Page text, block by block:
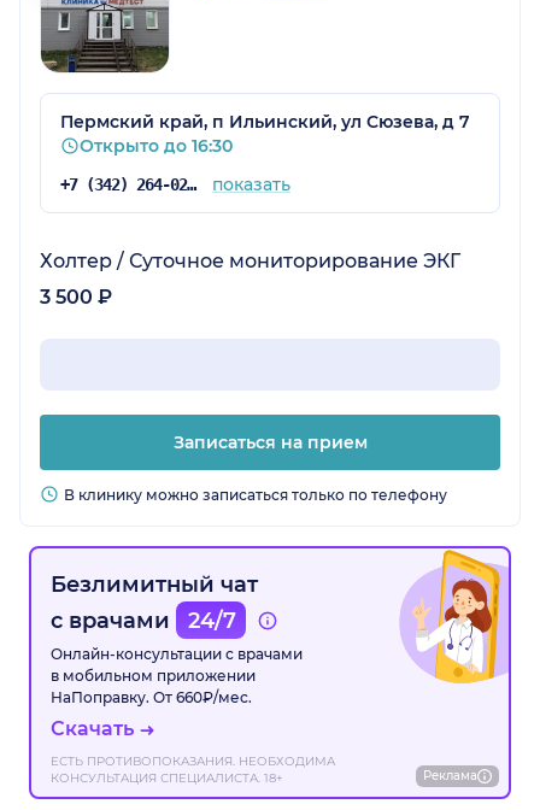
Пермский край, п Ильинский, ул Сюзева, д 7
Открыто до 16:30
+7 (342) 264-02-09 показать
Холтер / Суточное мониторирование ЭКГ
3 500 ₽
Записаться на прием
В клинику можно записаться только по телефону
Безлимитный чат
с врачами
24/7
Онлайн-консультации с врачами
в мобильном приложении
НаПоправку. От 660₽/мес.
Скачать
ЕСТЬ ПРОТИВОПОКАЗАНИЯ. НЕОБХОДИМА
КОНСУЛЬТАЦИЯ СПЕЦИАЛИСТА. 18+
Реклама